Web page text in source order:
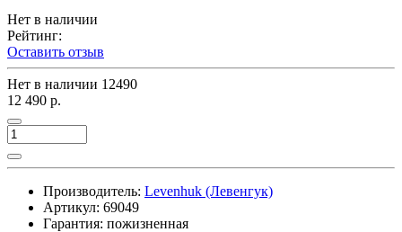
Нет в наличии
Рейтинг:
Оставить отзыв
Нет в наличии 12490
12 490 р.
Производитель: Levenhuk (Левенгук)
Артикул: 69049
Гарантия: пожизненная